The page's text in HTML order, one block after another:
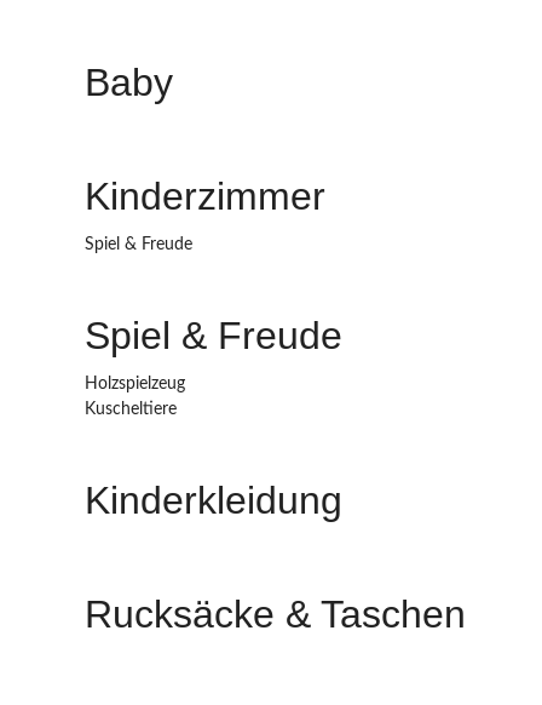
Baby
Kinderzimmer
Spiel & Freude
Spiel & Freude
Holzspielzeug
Kuscheltiere
Kinderkleidung
Rucksäcke & Taschen